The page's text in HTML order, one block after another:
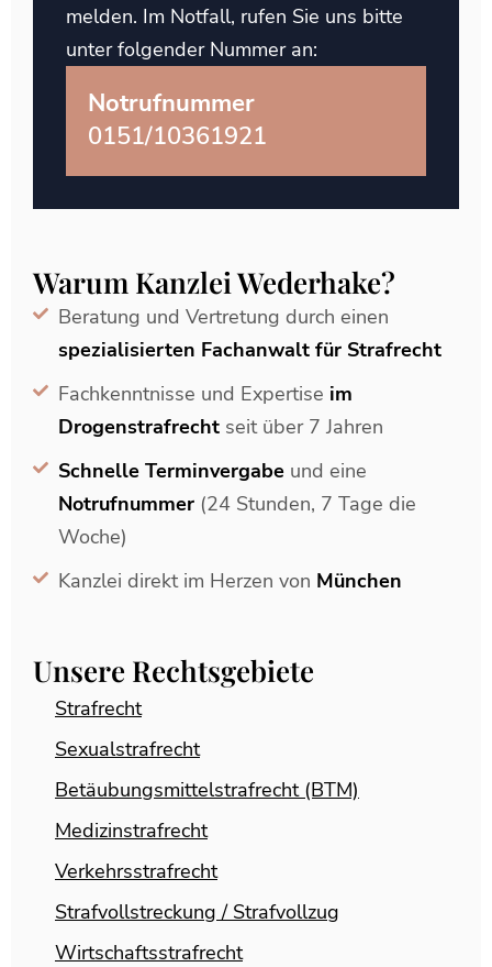
Warum Kanzlei Wederhake?
Beratung und Vertretung durch einen
spezialisierten Fachanwalt für Strafrecht
Fachkenntnisse und Expertise im
Drogenstrafrechtseit über 7 Jahren
Schnelle Terminvergabeund eine
Notrufnummer(24 Stunden, 7 Tage die
Woche)
Kanzlei direkt im Herzen von München
Unsere Rechtsgebiete
Strafrecht
Sexualstrafrecht
Betäubungsmittelstrafrecht (BTM)
Medizinstrafrecht
Verkehrsstrafrecht
Strafvollstreckung / Strafvollzug
Wirtschaftsstrafrecht
melden. Im Notfall, rufen Sie uns bitte
unter folgender Nummer an:
Notrufnummer
0151/10361921